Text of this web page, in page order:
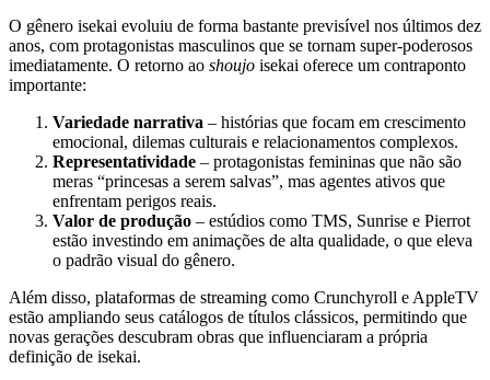
O gênero isekai evoluiu de forma bastante previsível nos últimos dez
anos, com protagonistas masculinos que se tornam super‑poderosos
imediatamente. O retorno ao shoujo isekai oferece um contraponto
importante:
Variedade narrativa – histórias que focam em crescimento
emocional, dilemas culturais e relacionamentos complexos.
Representatividade – protagonistas femininas que não são
meras “princesas a serem salvas”, mas agentes ativos que
enfrentam perigos reais.
Valor de produção – estúdios como TMS, Sunrise e Pierrot
estão investindo em animações de alta qualidade, o que eleva
o padrão visual do gênero.
Além disso, plataformas de streaming como Crunchyroll e AppleTV
estão ampliando seus catálogos de títulos clássicos, permitindo que
novas gerações descubram obras que influenciaram a própria
definição de isekai.